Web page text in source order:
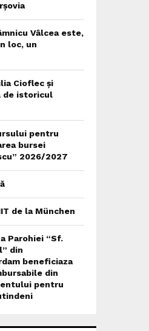
Vâlcea este,
loc, un
Cioflec și
de istoricul
pentru
bursei
2026/2027
de la München
Parohiei “Sf.
din
beneficiaza
din
pentru